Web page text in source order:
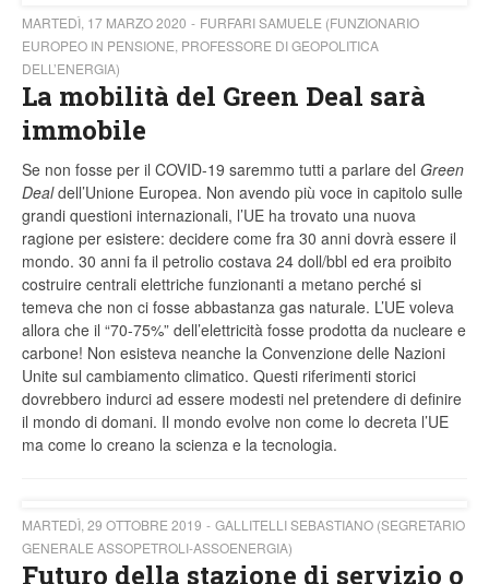
MARTEDÌ, 17 MARZO 2020
FURFARI SAMUELE (FUNZIONARIO
EUROPEO IN PENSIONE, PROFESSORE DI GEOPOLITICA
DELL’ENERGIA)
La mobilità del Green Deal sarà
immobile
Se non fosse per il COVID-19 saremmo tutti a parlare del Green
Dealdell’Unione Europea. Non avendo più voce in capitolo sulle
grandi questioni internazionali, l’UE ha trovato una nuova
ragione per esistere: decidere come fra 30 anni dovrà essere il
mondo. 30 anni fa il petrolio costava 24 doll/bbl ed era proibito
costruire centrali elettriche funzionanti a metano perché si
temeva che non ci fosse abbastanza gas naturale. L’UE voleva
allora che il “70-75%” dell’elettricità fosse prodotta da nucleare e
carbone! Non esisteva neanche la Convenzione delle Nazioni
Unite sul cambiamento climatico. Questi riferimenti storici
dovrebbero indurci ad essere modesti nel pretendere di definire
il mondo di domani. Il mondo evolve non come lo decreta l’UE
ma come lo creano la scienza e la tecnologia.
MARTEDÌ, 29 OTTOBRE 2019
GALLITELLI SEBASTIANO (SEGRETARIO
GENERALE ASSOPETROLI-ASSOENERGIA)
Futuro della stazione di servizio o